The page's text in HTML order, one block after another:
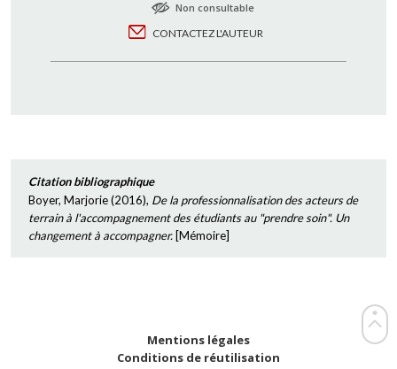
Non consultable
CONTACTEZ L'AUTEUR
Citation bibliographique
Boyer, Marjorie(2016), De la professionnalisation des acteurs de
terrain à l'accompagnement des étudiants au "prendre soin". Un
changement à accompagner. [Mémoire]
Mentions légales
Conditions de réutilisation